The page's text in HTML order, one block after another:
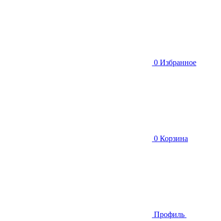
0 Избранное
0 Корзина
Профиль